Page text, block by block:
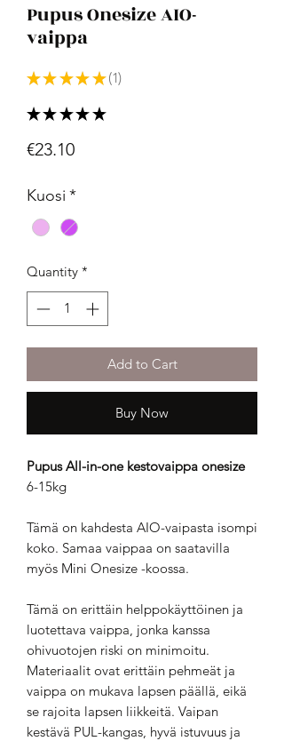
Pupus Onesize AIO-
vaippa
★ ★ ★ ★ ★ 1
1
★ ★ ★ ★ ★
€23.10Price
Kuosi *
Quantity *
Add to Cart
Buy Now
Pupus All-in-one kestovaippa onesize
6-15kg
Tämä on kahdesta AIO-vaipasta isompi
koko. Samaa vaippaa on saatavilla
myös Mini Onesize -koossa.
Tämä on erittäin helppokäyttöinen ja
luotettava vaippa, jonka kanssa
ohivuotojen riski on minimoitu.
Materiaalit ovat erittäin pehmeät ja
vaippa on mukava lapsen päällä, eikä
se rajoita lapsen liikkeitä. Vaipan
kestävä PUL-kangas, hyvä istuvuus ja